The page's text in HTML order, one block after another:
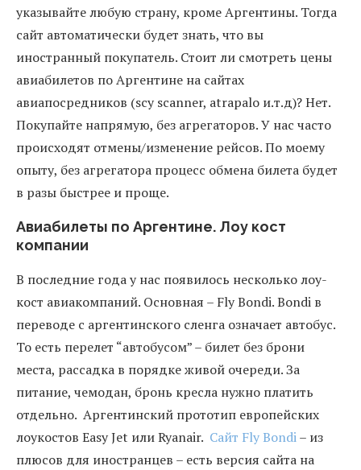
указывайте любую страну, кроме Аргентины. Тогда
сайт автоматически будет знать, что вы
иностранный покупатель. Стоит ли смотреть цены
авиабилетов по Аргентине на сайтах
авиапосредников (scy scanner, atrapalo и.т.д)? Нет.
Покупайте напрямую, без агрегаторов. У нас часто
происходят отмены/изменение рейсов. По моему
опыту, без агрегатора процесс обмена билета будет
в разы быстрее и проще.
Авиабилеты по Аргентине. Лоу кост
компании
В последние года у нас появилось несколько лоу-
кост авиакомпаний. Основная – Fly Bondi. Bondi в
переводе с аргентинского сленга означает автобус.
То есть перелет “автобусом” – билет без брони
места, рассадка в порядке живой очереди. За
питание, чемодан, бронь кресла нужно платить
отдельно. Аргентинский прототип европейских
лоукостов Easy Jet или Ryanair. Сайт Fly Bondi– из
плюсов для иностранцев – есть версия сайта на